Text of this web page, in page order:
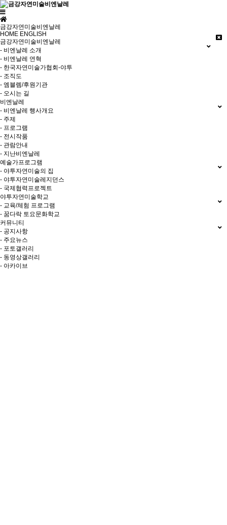
금강자연미술비엔날레
HOME ENGLISH
금강자연미술비엔날레
- 비엔날레 소개
- 비엔날레 연혁
- 한국자연미술가협회-야투
- 조직도
- 엠블렘/후원기관
- 오시는 길
비엔날레
- 비엔날레 행사개요
- 주제
- 프로그램
- 전시작품
- 관람안내
- 지난비엔날레
예술가프로그램
- 야투자연미술의 집
- 야투자연미술레지던스
- 국제협력프로젝트
야투자연미술학교
- 교육/체험 프로그램
- 꿈다락 토요문화학교
커뮤니티
- 공지사항
- 주요뉴스
- 포토갤러리
- 동영상갤러리
- 아카이브